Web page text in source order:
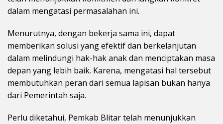
dalam mengatasi permasalahan ini.
Menurutnya, dengan bekerja sama ini, dapat
memberikan solusi yang efektif dan berkelanjutan
dalam melindungi hak-hak anak dan menciptakan masa
depan yang lebih baik. Karena, mengatasi hal tersebut
membutuhkan peran dari semua lapisan bukan hanya
dari Pemerintah saja.
Perlu diketahui, Pemkab Blitar telah menunjukkan